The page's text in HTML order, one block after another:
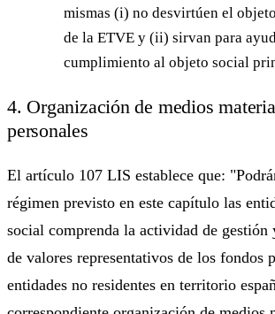
mismas (i) no desvirtúen el
de la ETVE y (ii) sirvan para
cumplimiento al objeto social
4. Organización de medios
personales
El artículo 107 LIS establece que:
régimen previsto en este capítulo las
social comprenda la actividad de
de valores representativos de los fondos
entidades no residentes en territorio